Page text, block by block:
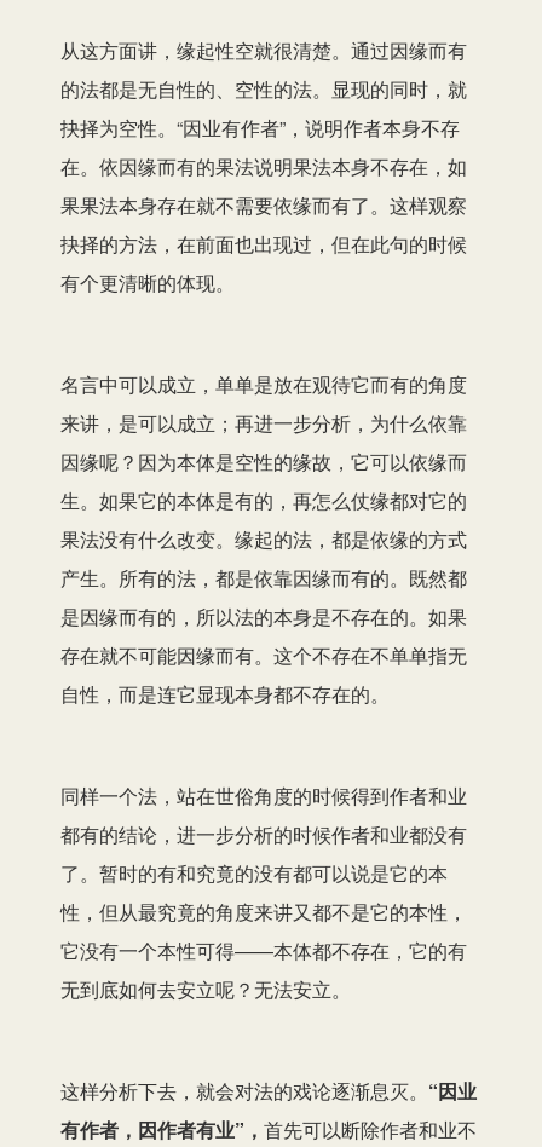
从这方面讲，缘起性空就很清楚。通过因缘而有
的法都是无自性的、空性的法。显现的同时，就
抉择为空性。“因业有作者”，说明作者本身不存
在。依因缘而有的果法说明果法本身不存在，如
果果法本身存在就不需要依缘而有了。这样观察
抉择的方法，在前面也出现过，但在此句的时候
有个更清晰的体现。
名言中可以成立，单单是放在观待它而有的角度
来讲，是可以成立；再进一步分析，为什么依靠
因缘呢？因为本体是空性的缘故，它可以依缘而
生。如果它的本体是有的，再怎么仗缘都对它的
果法没有什么改变。缘起的法，都是依缘的方式
产生。所有的法，都是依靠因缘而有的。既然都
是因缘而有的，所以法的本身是不存在的。如果
存在就不可能因缘而有。这个不存在不单单指无
自性，而是连它显现本身都不存在的。
同样一个法，站在世俗角度的时候得到作者和业
都有的结论，进一步分析的时候作者和业都没有
了。暂时的有和究竟的没有都可以说是它的本
性，但从最究竟的角度来讲又都不是它的本性，
它没有一个本性可得——本体都不存在，它的有
无到底如何去安立呢？无法安立。
这样分析下去，就会对法的戏论逐渐息灭。 “因业
有作者，因作者有业”， 首先可以断除作者和业不